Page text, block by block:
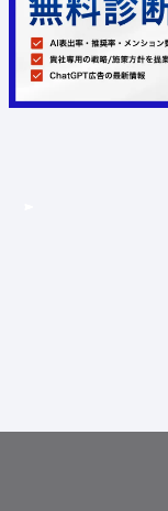
定員数：500名
金額：無料
場所：オンライン
AI LLMO 広告